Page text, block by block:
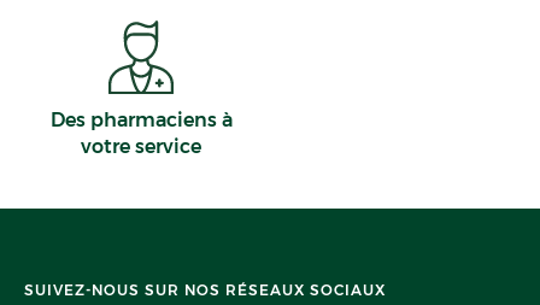
Des pharmaciens à
votre service
SUIVEZ-NOUS SUR NOS RÉSEAUX SOCIAUX